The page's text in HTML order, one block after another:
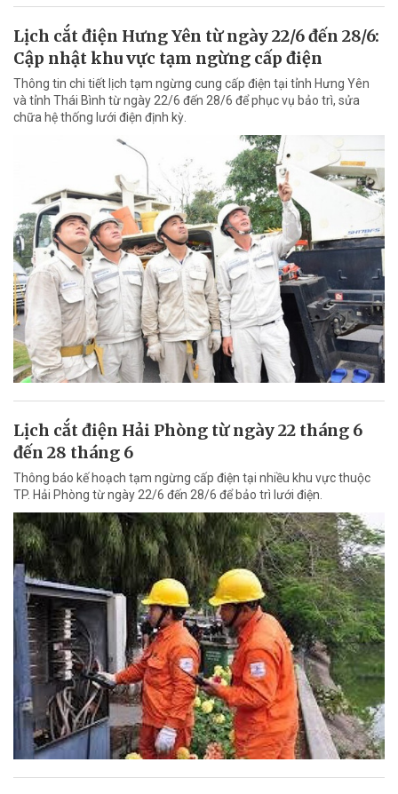
Lịch cắt điện Hưng Yên từ ngày 22/6 đến 28/6:
Cập nhật khu vực tạm ngừng cấp điện
Thông tin chi tiết lịch tạm ngừng cung cấp điện tại tỉnh Hưng Yên
và tỉnh Thái Bình từ ngày 22/6 đến 28/6 để phục vụ bảo trì, sửa
chữa hệ thống lưới điện định kỳ.
Lịch cắt điện Hải Phòng từ ngày 22 tháng 6
đến 28 tháng 6
Thông báo kế hoạch tạm ngừng cấp điện tại nhiều khu vực thuộc
TP. Hải Phòng từ ngày 22/6 đến 28/6 để bảo trì lưới điện.